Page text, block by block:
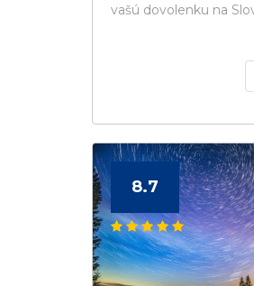
vašú dovolenku na
8.7